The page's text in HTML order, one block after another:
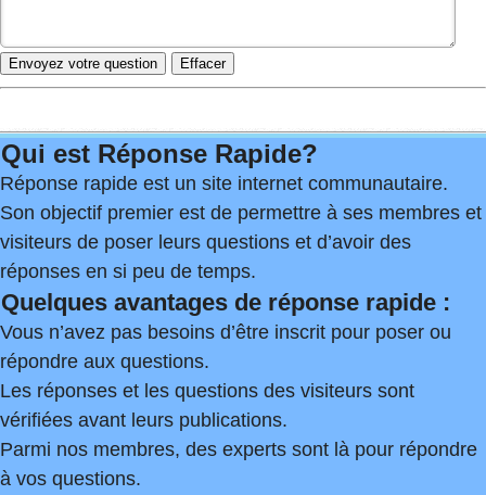
Qui est Réponse Rapide?
Réponse rapide est un site internet communautaire.
Son objectif premier est de permettre à ses membres et
visiteurs de poser leurs questions et d’avoir des
réponses en si peu de temps.
Quelques avantages de réponse rapide :
Vous n’avez pas besoins d’être inscrit pour poser ou
répondre aux questions.
Les réponses et les questions des visiteurs sont
vérifiées avant leurs publications.
Parmi nos membres, des experts sont là pour répondre
à vos questions.